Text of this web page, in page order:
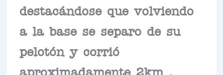
destacándose que volviendo
a la base se separo de su
pelotón y corrió
aproximadamente 2km ,